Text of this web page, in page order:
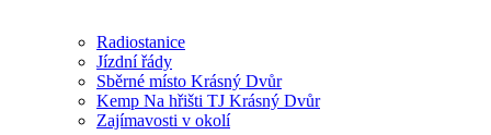
Radiostanice
Jízdní řády
Sběrné místo Krásný Dvůr
Kemp Na hřišti TJ Krásný Dvůr
Zajímavosti v okolí